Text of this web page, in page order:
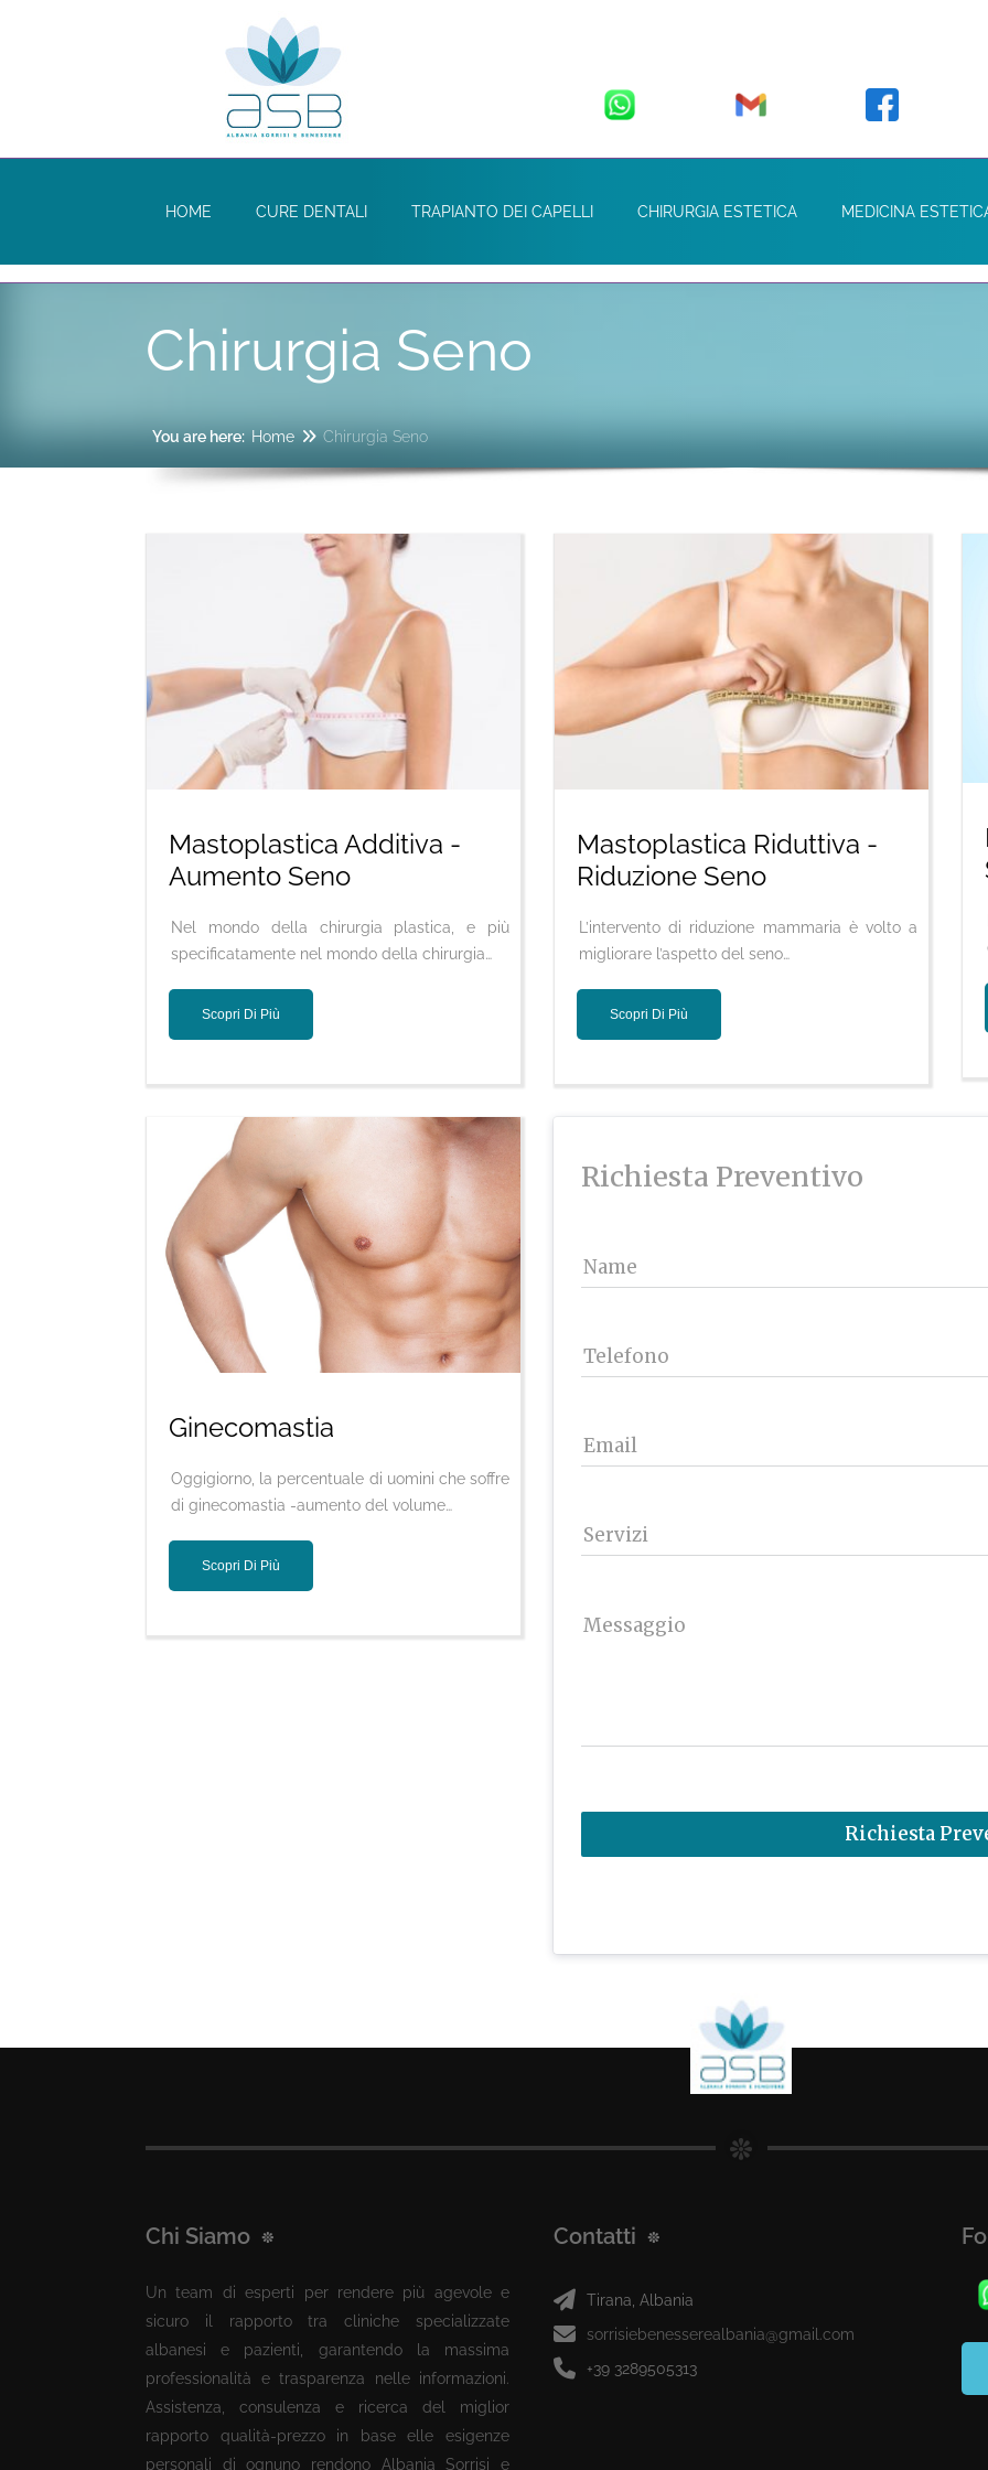
HOME CURE DENTALI TRAPIANTO DEI CAPELLI CHIRURGIA ESTETICA MEDICINA
Chirurgia Seno
You are here: Home Chirurgia Seno
Mastoplastica Additiva -
Aumento Seno
Nel mondo della chirurgia plastica, e più
specificatamente nel mondo della chirurgia…
Scopri Di Più
Mastoplastica Riduttiva -
Riduzione Seno
L’intervento di riduzione mammaria è volto a
migliorare l’aspetto del seno…
Scopri Di Più
Ginecomastia
Oggigiorno, la percentuale di uomini che soffre
di ginecomastia -aumento del volume…
Scopri Di Più
Richiesta Preventivo
Name
Telefono
Email
Servizi
Messaggio
Richiesta
Chi Siamo
Un team di esperti per rendere più agevole e
sicuro il rapporto tra cliniche specializzate
albanesi e pazienti, garantendo la massima
professionalità e trasparenza nelle informazioni.
Assistenza, consulenza e ricerca del miglior
rapporto qualità-prezzo in base elle esigenze
personali di ognuno rendono Albania Sorrisi e
Contatti
Tirana, Albania
sorrisiebenesserealbania@gmail.com
+39 3289505313